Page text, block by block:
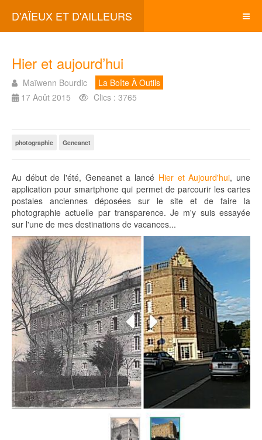
D'AÏEUX ET D'AILLEURS
Hier et aujourd’hui
Maïwenn Bourdic
La Boîte À Outils
17 Août 2015
Clics : 3765
photographie Geneanet
Au début de l'été, Geneanet a lancé Hier et Aujourd'hui, une
application pour smartphone qui permet de parcourir les cartes
postales anciennes déposées sur le site et de faire la
photographie actuelle par transparence. Je m'y suis essayée
sur l'une de mes destinations de vacances...